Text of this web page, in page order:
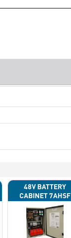
48V BATTERY
CABINET 7AHSF
(INPUT POWER
220VAC)